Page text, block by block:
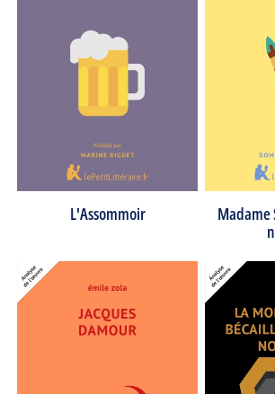
L'Assommoir
Madame